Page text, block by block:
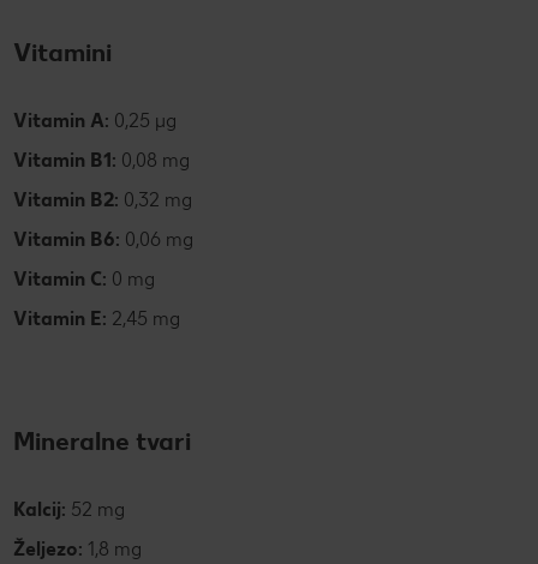
Vitamini
Vitamin A: 0,25 µg
Vitamin B1: 0,08 mg
Vitamin B2: 0,32 mg
Vitamin B6: 0,06 mg
Vitamin C: 0 mg
Vitamin E: 2,45 mg
Mineralne tvari
Kalcij: 52 mg
Željezo: 1,8 mg